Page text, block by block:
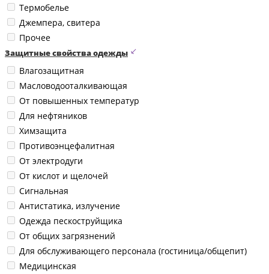
Термобелье
Джемпера, свитера
Прочее
Защитные свойства одежды
Влагозащитная
Масловодооталкивающая
От повышенных температур
Для нефтяников
Химзащита
Противоэнцефалитная
От электродуги
От кислот и щелочей
Сигнальная
Антистатика, излучение
Одежда пескоструйщика
От общих загрязнений
Для обслуживающего персонала (гостиница/общепит)
Медицинская